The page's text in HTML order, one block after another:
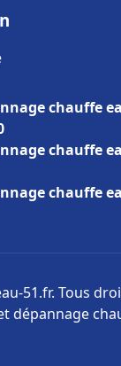
chauffe
chauffe
chauffe
51.fr. Tous
dépannage